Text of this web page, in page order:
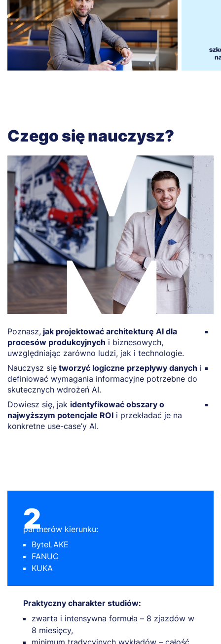
Czego się nauczysz?
Poznasz, jak projektować architekturę AI dla
procesów produkcyjnych i biznesowych,
uwzględniając zarówno ludzi, jak i technologie.
Nauczysz się tworzyć logiczne przepływy danych i
definiować wymagania informacyjne potrzebne do
skutecznych wdrożeń AI.
Dowiesz się, jak identyfikować obszary o
najwyższym potencjale ROI i przekładać je na
konkretne use-case’y AI.
2
partnerów kierunku:
ByteLAKE
FANUC
KUKA
Praktyczny charakter studiów:
zwarta i intensywna formuła – 8 zjazdów w
8 miesięcy,